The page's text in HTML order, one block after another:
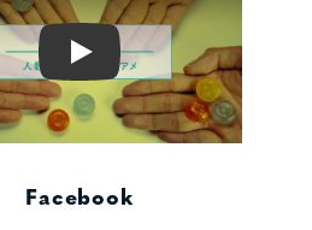
Play
Facebook